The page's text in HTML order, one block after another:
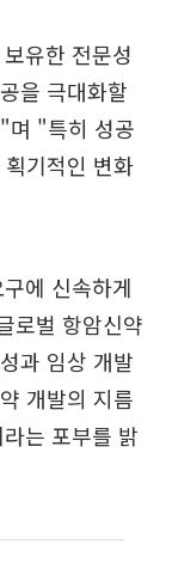
유한 전문성
을 극대화할
며 "특히 성공
기적인 변화
에 신속하게
로벌 항암신약
과 임상 개발
개발의 지름
는 포부를 밝